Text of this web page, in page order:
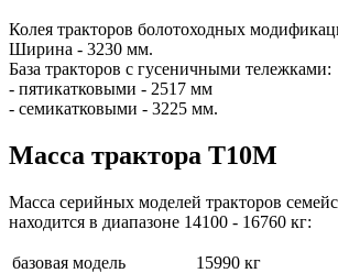
Колея тракторов болотоходных
Ширина - 3230 мм.
База тракторов с гусеничными тележками:
- пятикатковыми - 2517 мм
- семикатковыми - 3225 мм.
Масса трактора Т10М
Масса серийных моделей тракторов
находится в диапазоне 14100 - 16760 кг:
базовая модель
15990 кг